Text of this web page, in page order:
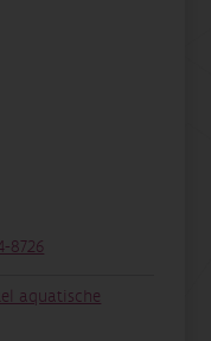
8726
aquatische